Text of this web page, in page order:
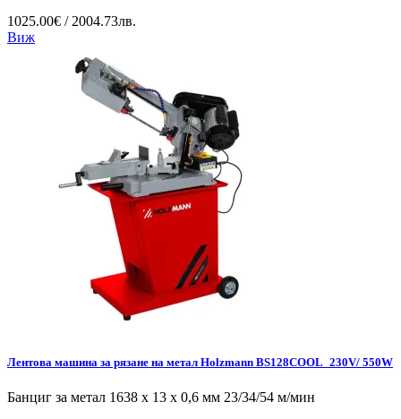
1025.00€ / 2004.73лв.
Виж
Лентова машина за рязане на метал Holzmann BS128COOL_230V/ 550W
Банциг за метал 1638 x 13 x 0,6 мм 23/34/54 м/мин